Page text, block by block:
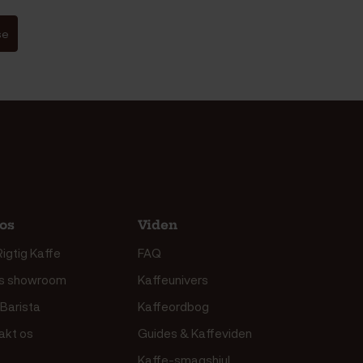
Kaffe
showroom
os
Viden
FAQ
Kaffeunivers
Kaffeordbog
Guides & Kaffeviden